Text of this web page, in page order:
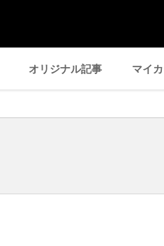
オリジナル記事 マイ